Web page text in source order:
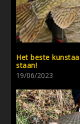
Het beste
staan!
19/06/2023